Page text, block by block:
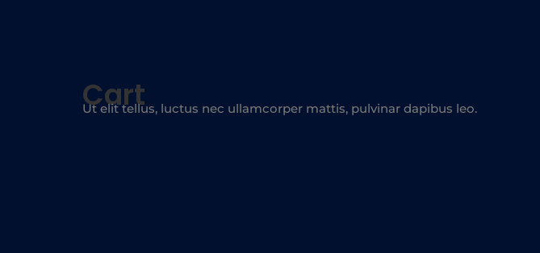
Cart
Ut elit tellus, luctus nec ullamcorper mattis, pulvinar dapibus leo.